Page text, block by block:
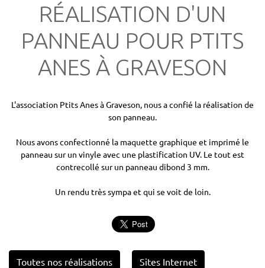
RÉALISATION D'UN
PANNEAU POUR PTITS
ANES À GRAVESON
L'association Ptits Anes à Graveson, nous a confié la réalisation de
son panneau.
Nous avons confectionné la maquette graphique et imprimé le
panneau sur un vinyle avec une plastification UV. Le tout est
contrecollé sur un panneau dibond 3 mm.
Un rendu très sympa et qui se voit de loin.
Toutes nos réalisations Sites Internet